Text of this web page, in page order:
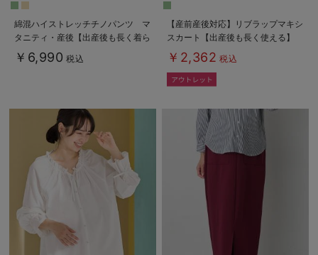
綿混ハイストレッチチノパンツ マ
タニティ・産後【出産後も長く着ら
れる】
￥6,990 税込
【産前産後対応】リブラップマキシ
スカート【出産後も長く使える】
￥2,362 税込